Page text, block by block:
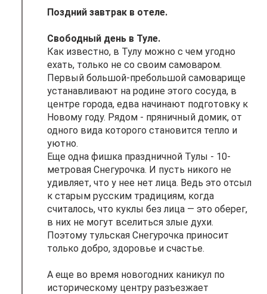
Поздний завтрак в отеле.
Свободный день в Туле.
Как известно, в Тулу можно с чем угодно
ехать, только не со своим самоваром.
Первый большой-пребольшой самоварище
устанавливают на родине этого сосуда, в
центре города, едва начинают подготовку к
Новому году. Рядом - пряничный домик, от
одного вида которого становится тепло и
уютно.
Еще одна фишка праздничной Тулы - 10-
метровая Снегурочка. И пусть никого не
удивляет, что у нее нет лица. Ведь это отсыл
к старым русским традициям, когда
считалось, что куклы без лица — это оберег,
в них не могут вселиться злые духи.
Поэтому тульская Снегурочка приносит
только добро, здоровье и счастье.
А еще во время новогодних каникул по
историческому центру разъезжает